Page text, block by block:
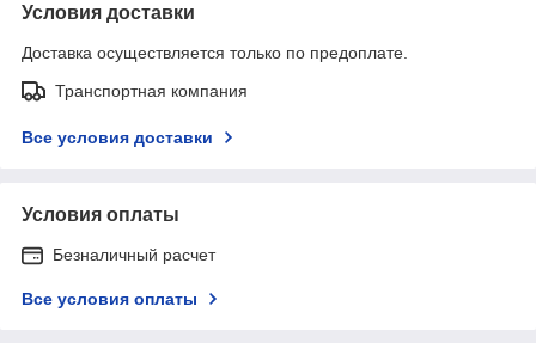
Условия доставки
Доставка осуществляется только по предоплате.
Транспортная компания
Все условия доставки
Условия оплаты
Безналичный расчет
Все условия оплаты